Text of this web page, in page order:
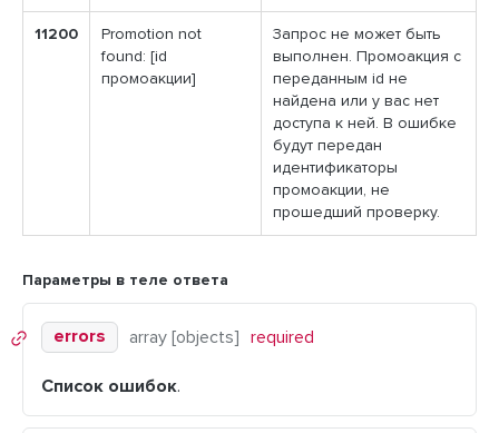
11200
Promotion not
found: [id
промоакции]
Запрос не может быть
выполнен. Промоакция с
переданным id не
найдена или у вас нет
доступа к ней. В ошибке
будут передан
идентификаторы
промоакции, не
прошедший проверку.
Параметры в теле ответа
errors array [objects] required
Список ошибок.